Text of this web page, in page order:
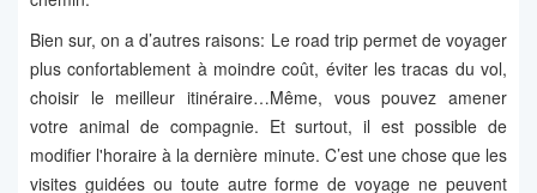
Bien sur, on a d’autres raisons: Le road trip permet de voyager
plus confortablement à moindre coût, éviter les tracas du vol,
choisir le meilleur itinéraire…Même, vous pouvez amener
votre animal de compagnie. Et surtout, il est possible de
modifier l'horaire à la dernière minute. C’est une chose que les
visites guidées ou toute autre forme de voyage ne peuvent